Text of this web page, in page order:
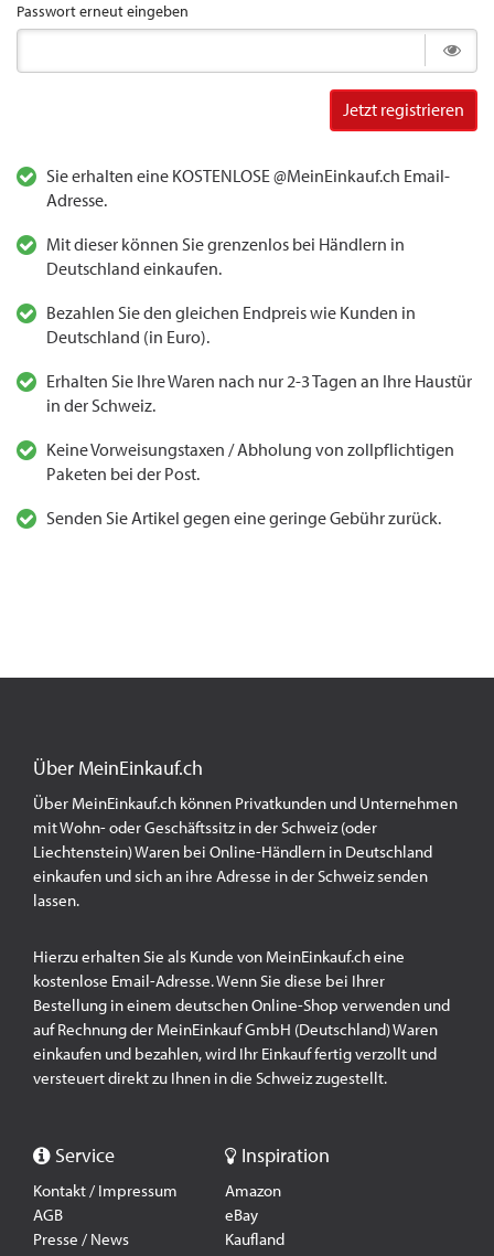
Passwort erneut eingeben
Jetzt registrieren
Sie erhalten eine KOSTENLOSE @MeinEinkauf.ch Email-
Adresse.
Mit dieser können Sie grenzenlos bei Händlern in
Deutschland einkaufen.
Bezahlen Sie den gleichen Endpreis wie Kunden in
Deutschland (in Euro).
Erhalten Sie Ihre Waren nach nur 2-3 Tagen an Ihre Haustür
in der Schweiz.
Keine Vorweisungstaxen / Abholung von zollpflichtigen
Paketen bei der Post.
Senden Sie Artikel gegen eine geringe Gebühr zurück.
Über MeinEinkauf.ch
Über MeinEinkauf.ch können Privatkunden und Unternehmen
mit Wohn- oder Geschäftssitz in der Schweiz (oder
Liechtenstein) Waren bei Online-Händlern in Deutschland
einkaufen und sich an ihre Adresse in der Schweiz senden
lassen.
Hierzu erhalten Sie als Kunde von MeinEinkauf.ch eine
kostenlose Email-Adresse. Wenn Sie diese bei Ihrer
Bestellung in einem deutschen Online-Shop verwenden und
auf Rechnung der MeinEinkauf GmbH (Deutschland) Waren
einkaufen und bezahlen, wird Ihr Einkauf fertig verzollt und
versteuert direkt zu Ihnen in die Schweiz zugestellt.
Service
Kontakt / Impressum
AGB
Presse / News
Inspiration
Amazon
eBay
Kaufland